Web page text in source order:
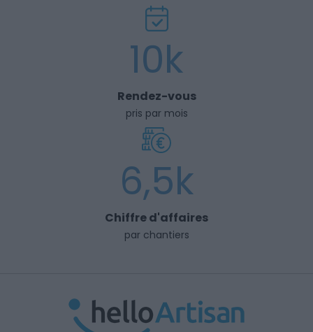
10k
Rendez-vous
pris par mois
6,5k
Chiffre d'affaires
par chantiers